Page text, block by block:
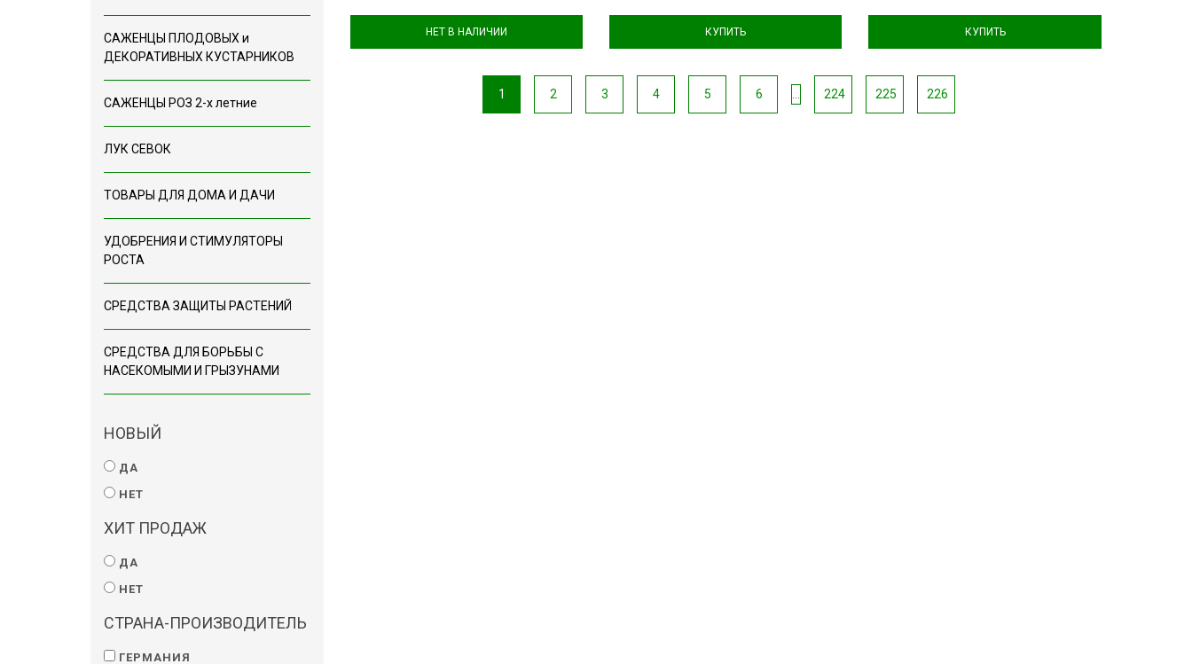
САЖЕНЦЫ ПЛОДОВЫХ и
ДЕКОРАТИВНЫХ КУСТАРНИКОВ
САЖЕНЦЫ РОЗ 2-х летние
ЛУК СЕВОК
ТОВАРЫ ДЛЯ ДОМА И ДАЧИ
УДОБРЕНИЯ И СТИМУЛЯТОРЫ
РОСТА
СРЕДСТВА ЗАЩИТЫ РАСТЕНИЙ
СРЕДСТВА ДЛЯ БОРЬБЫ С
НАСЕКОМЫМИ И ГРЫЗУНАМИ
НОВЫЙ
ДА
НЕТ
ХИТ ПРОДАЖ
ДА
НЕТ
СТРАНА-ПРОИЗВОДИТЕЛЬ
ГЕРМАНИЯ
НЕТ В НАЛИЧИИ КУПИТЬ КУПИТЬ
1 2 3 4 5 6 224 225 226